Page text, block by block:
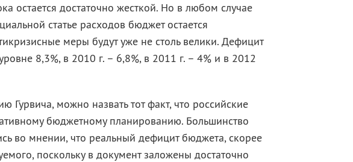
остается достаточно жесткой. Но в любом случае
статье расходов бюджет остается
меры будут уже не столь велики. Дефицит
8,3%, в 2010 г. – 6,8%, в 2011 г. – 4% и в 2012
Гурвича, можно назвать тот факт, что российские
бюджетному планированию. Большинство
во мнении, что реальный дефицит бюджета, скорее
поскольку в документ заложены достаточно